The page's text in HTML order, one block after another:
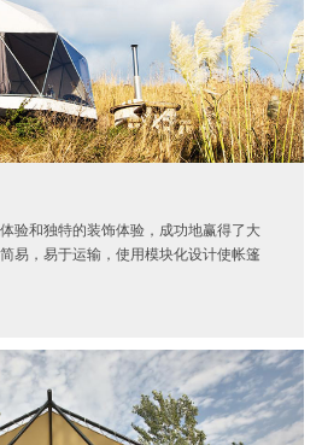
验和独特的装饰体验，成功地赢得了大
易，易于运输，使用模块化设计使帐篷